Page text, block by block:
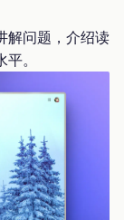
解问题，介绍读
。